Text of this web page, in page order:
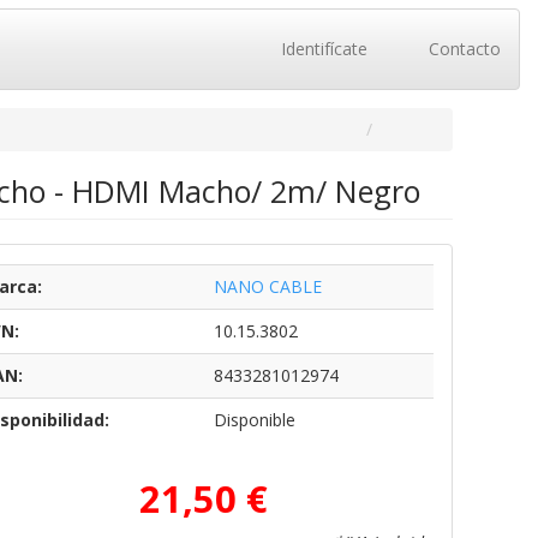
Identifícate Contacto
- HDMI Macho/ 2m/ Negro
NANO CABLE
10.15.3802
8433281012974
Disponible
21,50 €